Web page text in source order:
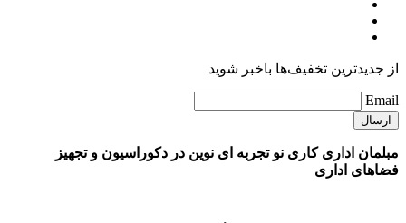
از جدیدترین تخفیف‌ها باخبر شوید
Email
مبلمان اداری کاری نو تجربه ای نوین در دکوراسیون و تجهیز
فضاهای اداری